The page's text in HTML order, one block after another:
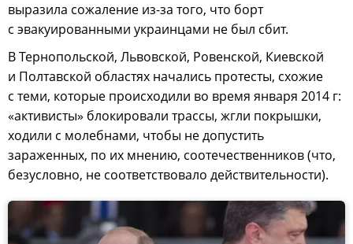
выразила сожаление из-за того, что борт
с эвакуированными украинцами не был сбит.
В Тернопольской, Львовской, Ровенской, Киевской
и Полтавской областях начались протесты, схожие
с теми, которые происходили во время января 2014 г:
«активисты» блокировали трассы, жгли покрышки,
ходили с молебнами, чтобы не допустить
зараженных, по их мнению, соотечественников (что,
безусловно, не соответствовало действительности).